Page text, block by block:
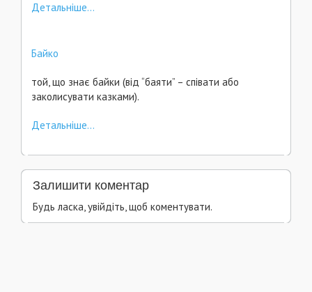
Детальніше...
Байко
той, що знає байки (від “баяти” – співати або
заколисувати казками).
Детальніше...
Залишити коментар
Будь ласка, увійдіть, щоб коментувати.